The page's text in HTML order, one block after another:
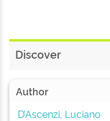
Discover
Author
D’Ascenzi, Luciano